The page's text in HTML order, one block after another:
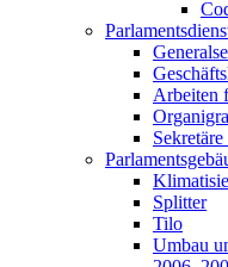
Arbeiten
Splitter
Tilo
Umbau